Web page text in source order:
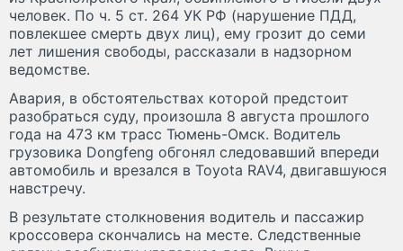
человек. По ч. 5 ст. 264 УК РФ (нарушение ПДД,
повлекшее смерть двух лиц), ему грозит до семи
лет лишения свободы, рассказали в надзорном
ведомстве.
Авария, в обстоятельствах которой предстоит
разобраться суду, произошла 8 августа прошлого
года на 473 км трасс Тюмень-Омск. Водитель
грузовика Dongfeng обгонял следовавший впереди
автомобиль и врезался в Toyota RAV4, двигавшуюся
навстречу.
В результате столкновения водитель и пассажир
кроссовера скончались на месте. Следственные